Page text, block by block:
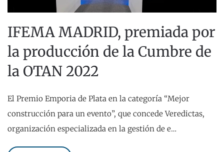
IFEMA MADRID, premiada por
la producción de la Cumbre de
la OTAN 2022
El Premio Emporia de Plata en la categoría “Mejor
construcción para un evento”, que concede Veredictas,
organización especializada en la gestión de e…